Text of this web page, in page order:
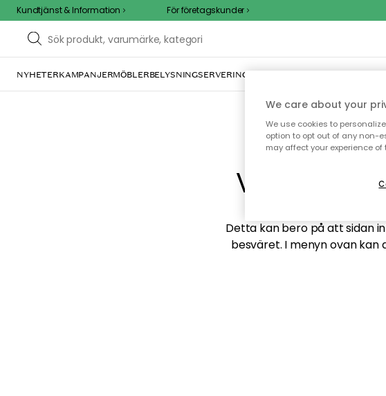
Kundtjänst & Information För företagskunder
NYHETERKAMPANJERMÖBLERBELYSNINGSERVERING INREDNINGTEXTIL & MATTOR
Vi hittar
Detta kan bero på att sidan
besväret. I menyn ovan
We care about your
We use cookies to
option to opt out of any non-
may affect your experience of